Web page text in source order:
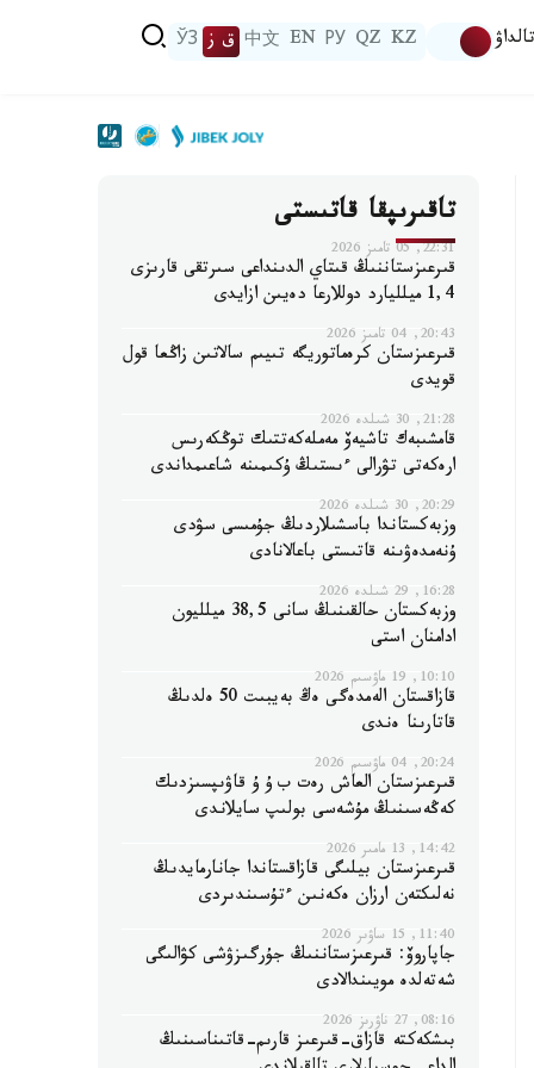
تالداۋ KZ
QZ
РУ
EN
中文 ق ز ЎЗ
تاقىرىپقا قاتىستى
22:31, 05 تامىز 2026
قىرعىزستاننىڭ قىتاي الدىنداعى سىرتقى قارىزى
1,4 ميلليارد دوللارعا دەيىن ازايدى
20:43, 04 تامىز 2026
قىرعىزستان كرەماتوريگە تىيىم سالاتىن زاڭعا قول
قويدى
21:28, 30 شىلدە 2026
قامشىبەك تاشيەۆ مەملەكەتتىك توڭكەرىس
ارەكەتى تۋرالى ءىستىڭ ۇكىمىنە شاعىمداندى
20:29, 30 شىلدە 2026
وزبەكستاندا باسشىلاردىڭ جۇمىسى سۋدى
ۇنەمدەۋىنە قاتىستى باعالانادى
16:28, 29 شىلدە 2026
وزبەكستان حالقىنىڭ سانى 38,5 ميلليون
ادامنان استى
10:10, 19 ماۋسىم 2026
قازاقستان الەمدەگى ەڭ بەيبىت 50 ەلدىڭ
قاتارىنا ەندى
20:24, 04 ماۋسىم 2026
قىرعىزستان العاش رەت ب ۇ ۇ قاۋىپسىزدىك
كەڭەسىنىڭ مۇشەسى بولىپ سايلاندى
14:42, 13 مامىر 2026
قىرعىزستان بيلىگى قازاقستاندا جانارمايدىڭ
نەلىكتەن ارزان ەكەنىن ءتۇسىندىردى
11:40, 15 ساۋىر 2026
جاپاروۆ: قىرعىزستاننىڭ جۇرگىزۋشى كۋالىگى
شەتەلدە مويىندالادى
08:16, 27 ناۋرىز 2026
بىشكەكتە قازاق-قىرعىز قارىم-قاتىناسىنىڭ